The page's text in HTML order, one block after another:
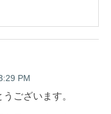
PM
ございます。